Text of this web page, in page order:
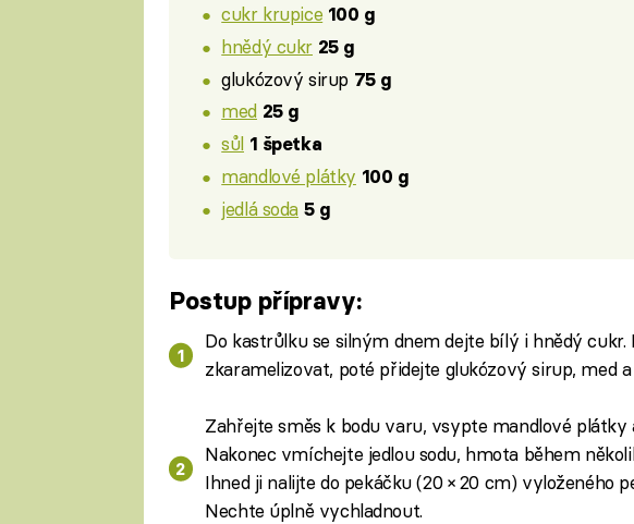
cukr krupice 100 g
hnědý cukr 25 g
glukózový sirup 75 g
med 25 g
sůl 1 špetka
mandlové plátky 100 g
jedlá soda 5 g
Postup přípravy:
Do kastrůlku se silným dnem dejte bílý i hnědý cukr.
zkaramelizovat, poté přidejte glukózový sirup, med a
Zahřejte směs k bodu varu, vsypte mandlové plátky
Nakonec vmíchejte jedlou sodu, hmota během
Ihned ji nalijte do pekáčku (20 × 20 cm) vyloženého
Nechte úplně vychladnout.